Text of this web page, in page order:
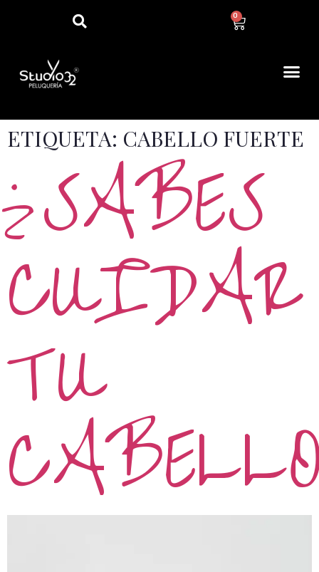
0
ETIQUETA: CABELLO FUERTE
¿SABES
CUIDAR
TU